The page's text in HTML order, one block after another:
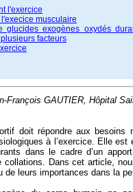
l'exercice
musculaire
glucides exogènes oxydés
facteurs
François GAUTIER, Hôpital
doit répondre aux besoins
à l’exercice. Elle est
dans le cadre d’un
collations. Dans cet article,
de leurs importances dans la